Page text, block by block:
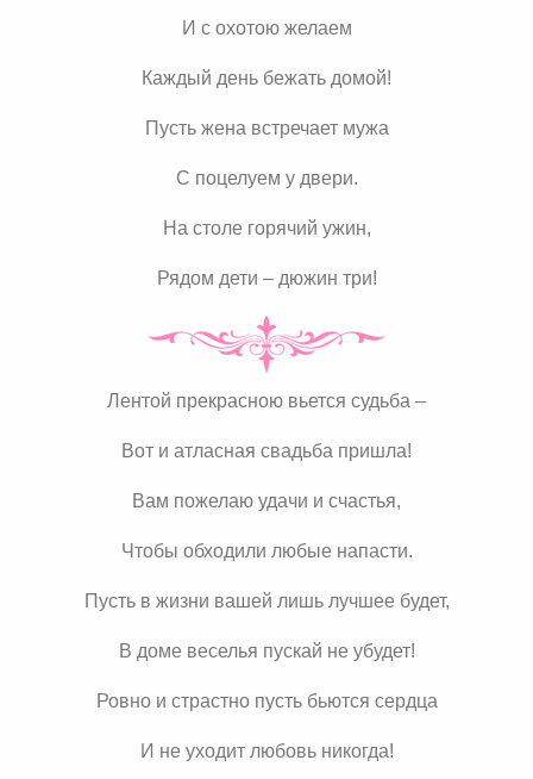
И с охотою желаем
Каждый день бежать домой!
Пусть жена встречает мужа
С поцелуем у двери.
На столе горячий ужин,
Рядом дети – дюжин три!
Лентой прекрасною вьется судьба –
Вот и атласная свадьба пришла!
Вам пожелаю удачи и счастья,
Чтобы обходили любые напасти.
Пусть в жизни вашей лишь лучшее будет,
В доме веселья пускай не убудет!
Ровно и страстно пусть бьются сердца
И не уходит любовь никогда!